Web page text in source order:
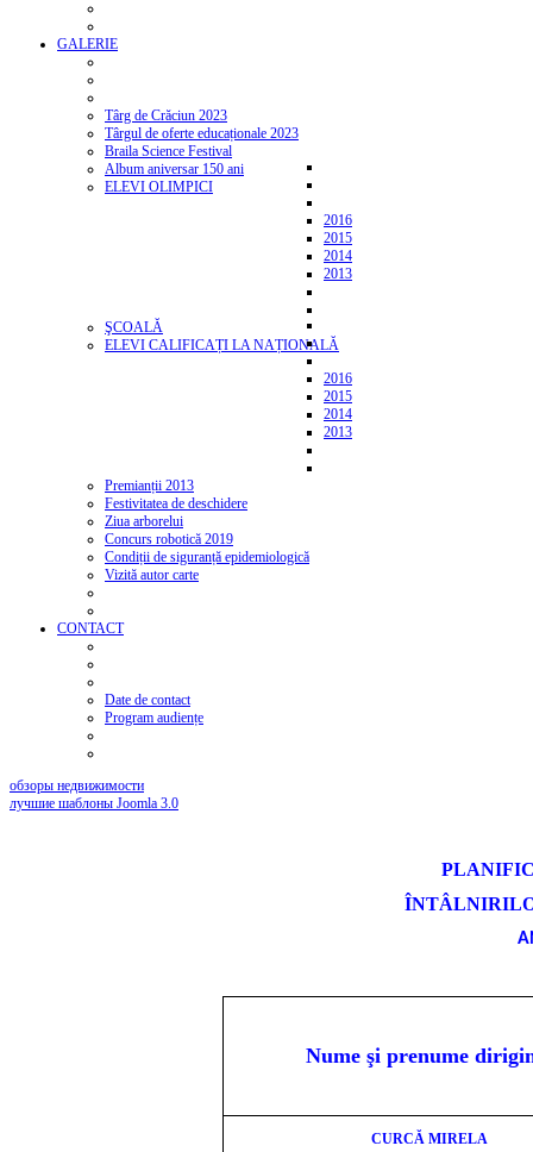
GALERIE
Târg de Crăciun 2023
Târgul de oferte educaționale 2023
Braila Science Festival
Album aniversar 150 ani
ELEVI OLIMPICI
2016
2015
2014
2013
ŞCOALĂ
ELEVI CALIFICAȚI LA NAȚIONALĂ
2016
2015
2014
2013
Premianții 2013
Festivitatea de deschidere
Ziua arborelui
Concurs robotică 2019
Condiții de siguranță epidemiologică
Vizită autor carte
CONTACT
Date de contact
Program audiențe
обзоры недвижимости
лучшие шаблоны Joomla 3.0
Nume şi prenume
CURCĂ MIRELA